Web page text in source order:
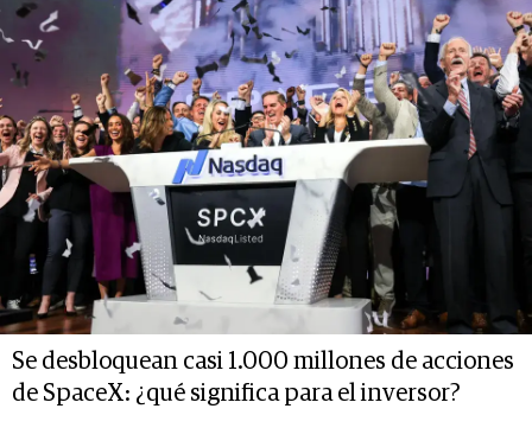
Se desbloquean casi 1.000 millones de acciones
de SpaceX: ¿qué significa para el inversor?